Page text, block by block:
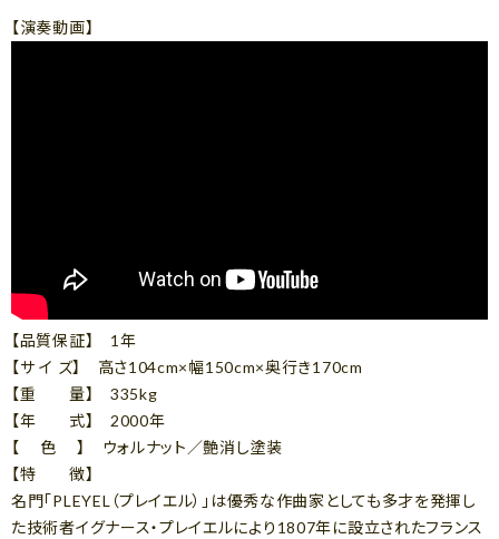
【演奏動画】
【品質保証】 1年
【サ イ ズ】 高さ104cm×幅150cm×奥行き170cm
【重 量】 335kg
【年 式】 2000年
【 色 】 ウォルナット／艶消し塗装
【特 徴】
名門「PLEYEL（プレイエル）」は優秀な作曲家としても多才を発揮し
た技術者イグナース・プレイエルにより1807年に設立されたフランス